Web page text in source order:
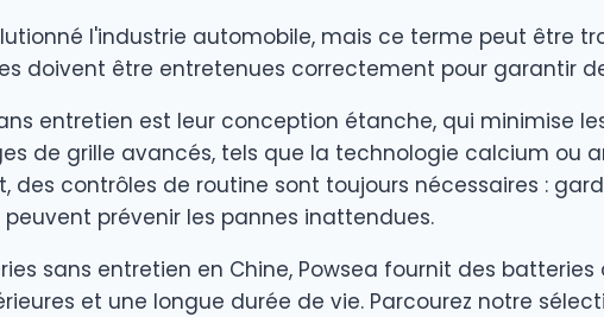
l'industrie automobile, mais ce terme peut être
doivent être entretenues correctement pour garantir
entretien est leur conception étanche, qui minimise
de grille avancés, tels que la technologie calcium ou
contrôles de routine sont toujours nécessaires :
prévenir les pannes inattendues.
sans entretien en Chine, Powsea fournit des
et une longue durée de vie. Parcourez notre